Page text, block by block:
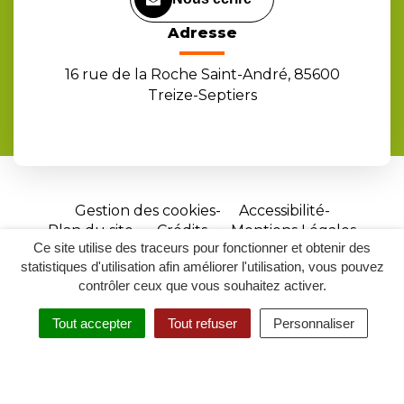
Ce site utilise des traceurs pour fonctionner et obtenir des
statistiques d'utilisation afin améliorer l'utilisation, vous pouvez
contrôler ceux que vous souhaitez activer.
Tout accepter Tout refuser Personnaliser
RECHERCHER
ACCESSIBILITÉ
Adresse
16 rue de la Roche Saint-André, 85600
Treize-Septiers
Gestion des cookies
Accessibilité
Plan du site
Crédits
Mentions Légales
Site
réalisé
par
Inovagora